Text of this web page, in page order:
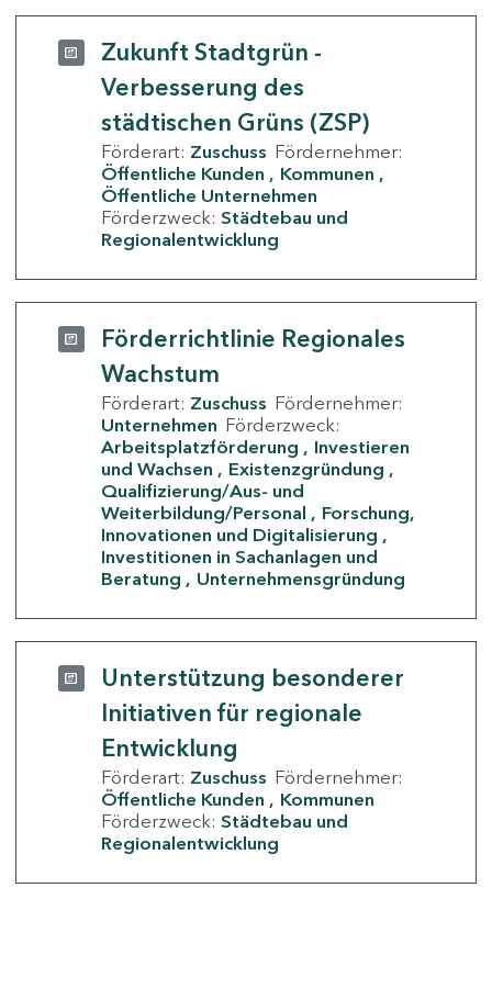
Zukunft Stadtgrün -
Verbesserung des
städtischen Grüns (ZSP)
Förderart: Zuschuss Fördernehmer:
Öffentliche Kunden
Kommunen
Öffentliche Unternehmen
Förderzweck: Städtebau und
Regionalentwicklung
Förderrichtlinie Regionales
Wachstum
Förderart: Zuschuss Fördernehmer:
Unternehmen Förderzweck:
Arbeitsplatzförderung
Investieren
und Wachsen
Existenzgründung
Qualifizierung/Aus- und
Weiterbildung/Personal
Forschung,
Innovationen und Digitalisierung
Investitionen in Sachanlagen und
Beratung
Unternehmensgründung
Unterstützung besonderer
Initiativen für regionale
Entwicklung
Förderart: Zuschuss Fördernehmer:
Öffentliche Kunden
Kommunen
Förderzweck: Städtebau und
Regionalentwicklung